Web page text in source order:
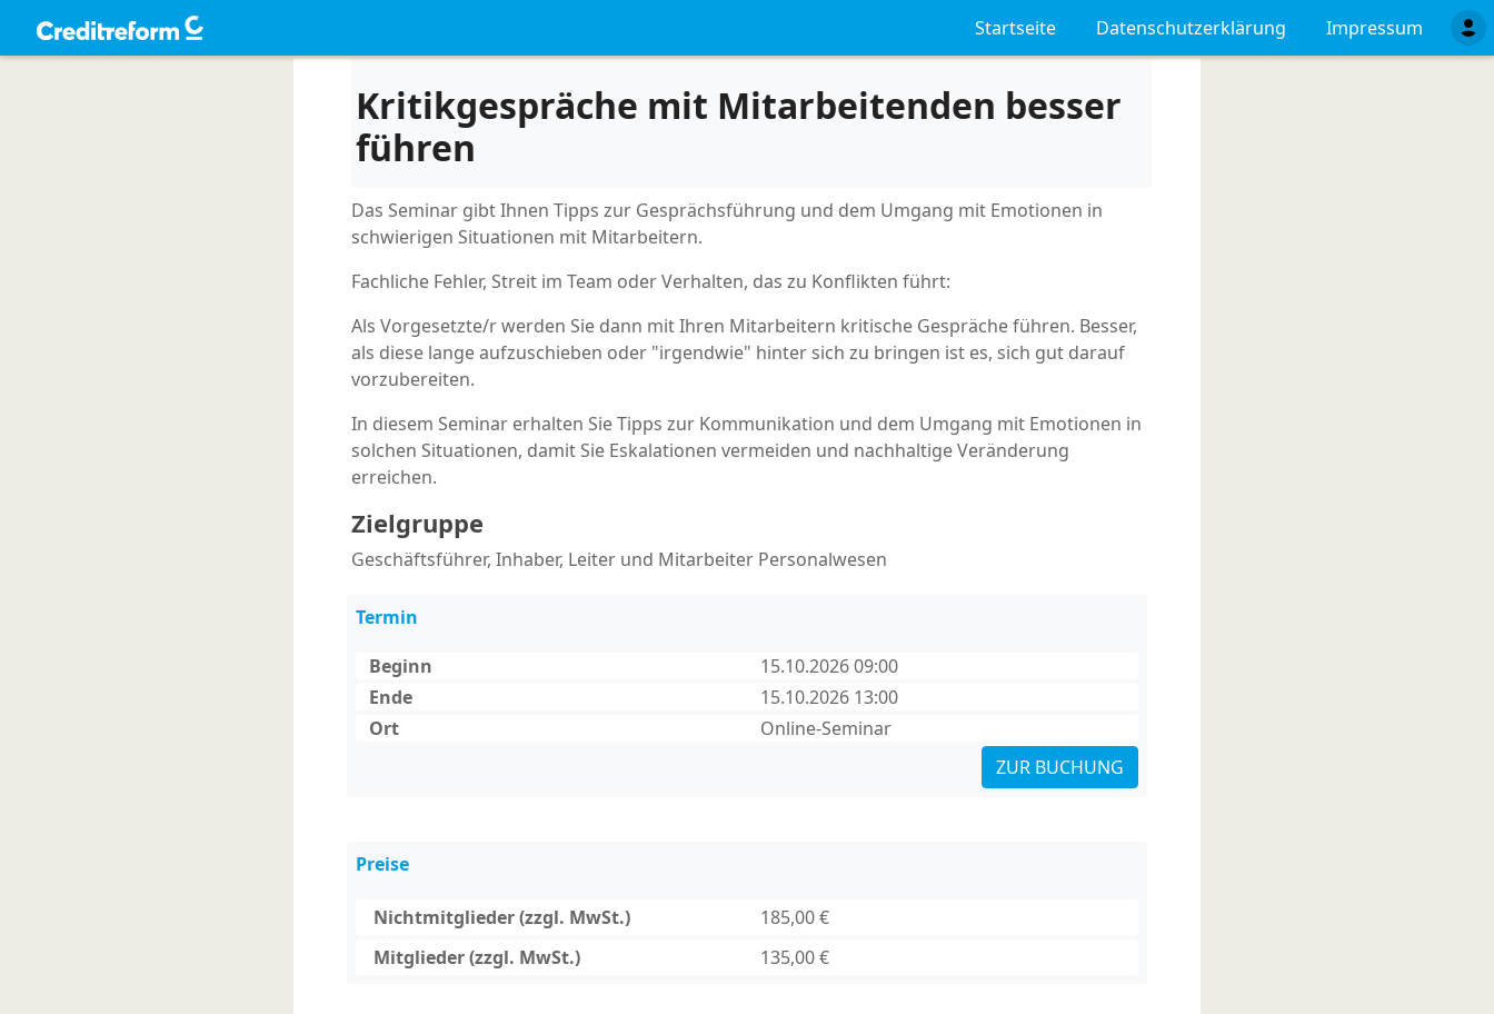
Startseite Datenschutzerklärung Impressum
Kritikgespräche mit Mitarbeitenden besser
führen
Das Seminar gibt Ihnen Tipps zur Gesprächsführung und dem Umgang mit Emotionen in
schwierigen Situationen mit Mitarbeitern.
Fachliche Fehler, Streit im Team oder Verhalten, das zu Konflikten führt:
Als Vorgesetzte/r werden Sie dann mit Ihren Mitarbeitern kritische Gespräche führen. Besser,
als diese lange aufzuschieben oder "irgendwie" hinter sich zu bringen ist es, sich gut darauf
vorzubereiten.
In diesem Seminar erhalten Sie Tipps zur Kommunikation und dem Umgang mit Emotionen in
solchen Situationen, damit Sie Eskalationen vermeiden und nachhaltige Veränderung
erreichen.
Zielgruppe
Geschäftsführer, Inhaber, Leiter und Mitarbeiter Personalwesen
Termin
Beginn
15.10.2026 09:00
Ende
15.10.2026 13:00
Ort
Online-Seminar
ZUR BUCHUNG
Preise
Nichtmitglieder (zzgl. MwSt.)
185,00 €
Mitglieder (zzgl. MwSt.)
135,00 €